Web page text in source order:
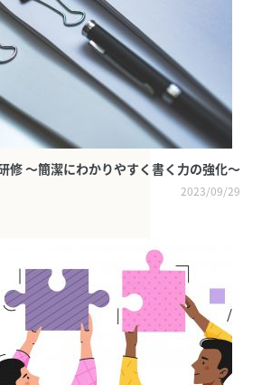
修 ～簡潔にわかりやすく書く力の強化～
2023/09/29